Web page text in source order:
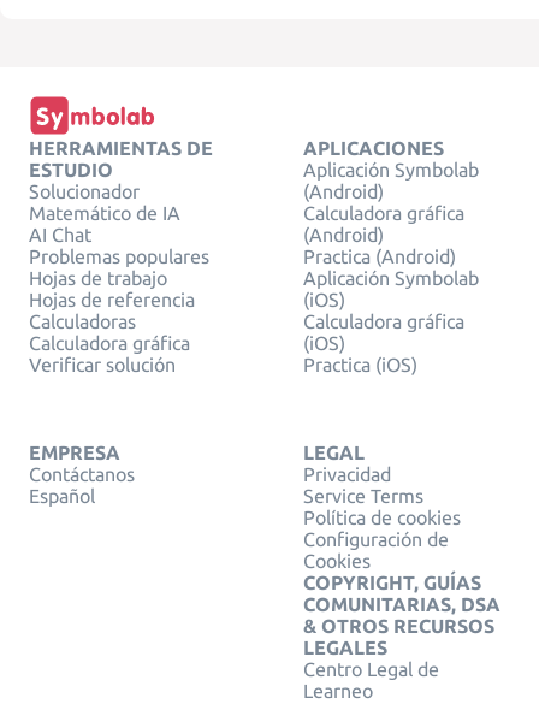
HERRAMIENTAS DE
ESTUDIO
Solucionador
Matemático de IA
AI Chat
Problemas populares
Hojas de trabajo
Hojas de referencia
Calculadoras
Calculadora gráfica
Verificar solución
APLICACIONES
Aplicación Symbolab
(Android)
Calculadora gráfica
(Android)
Practica (Android)
Aplicación Symbolab
(iOS)
Calculadora gráfica
(iOS)
Practica (iOS)
EMPRESA
Contáctanos
Español
LEGAL
Privacidad
Service Terms
Política de cookies
Configuración de
Cookies
COPYRIGHT, GUÍAS
COMUNITARIAS, DSA
& OTROS RECURSOS
LEGALES
Centro Legal de
Learneo